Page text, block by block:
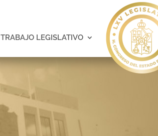
TRABAJO LEGISLATIVO